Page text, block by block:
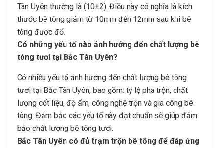
Tân Uyên thường là (10±2). Điều này có nghĩa là kích
thước bê tông giảm từ 10mm đến 12mm sau khi bê
tông được đổ.
Có những yếu tố nào ảnh hưởng đến chất lượng bê
tông tươi tại Bắc Tân Uyên?
Có nhiều yếu tố ảnh hưởng đến chất lượng bê tông
tươi tại Bắc Tân Uyên, bao gồm: tỷ lệ pha trộn, chất
lượng cốt liệu, độ ẩm, công nghệ trộn và gia công bê
tông. Đảm bảo các yếu tố này đạt chuẩn sẽ giúp đảm
bảo chất lượng bê tông tươi.
Bắc Tân Uyên có đủ trạm trộn bê tông để đáp ứng